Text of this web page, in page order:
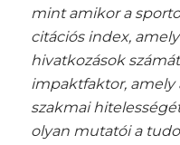
mint amikor a
citációs index,
hivatkozások
impaktfaktor, amely
szakmai
olyan mutatói a